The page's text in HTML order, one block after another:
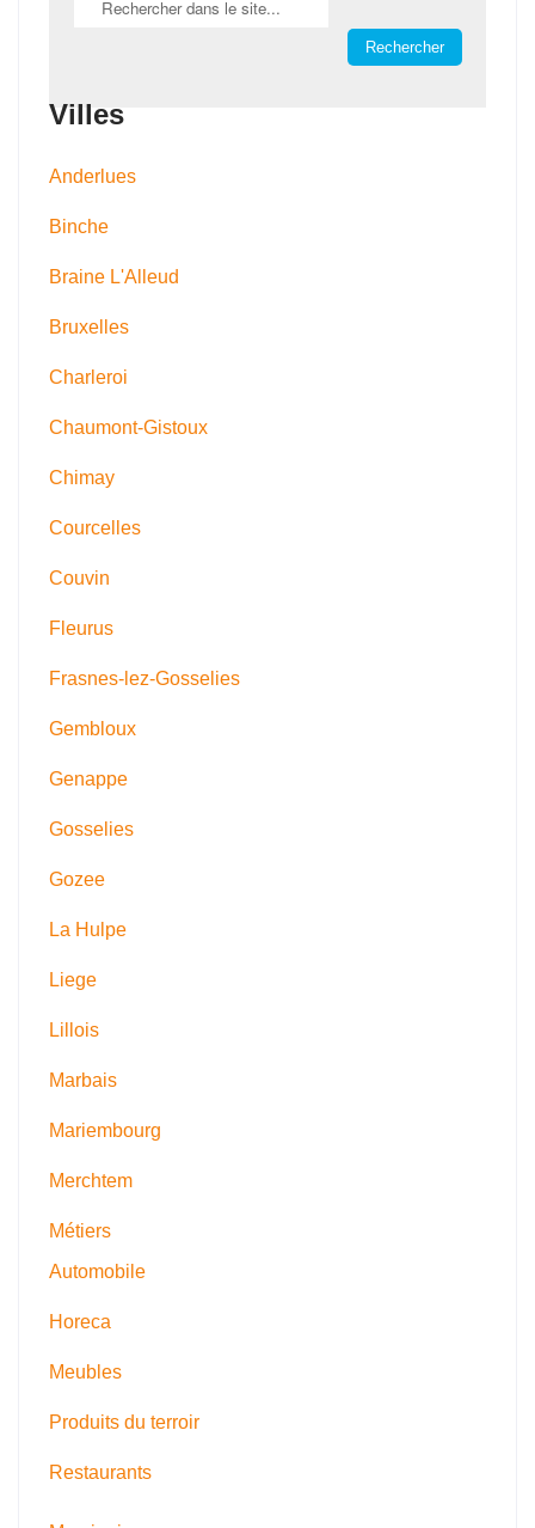
Villes
Anderlues
Binche
Braine L'Alleud
Bruxelles
Charleroi
Chaumont-Gistoux
Chimay
Courcelles
Couvin
Fleurus
Frasnes-lez-Gosselies
Gembloux
Genappe
Gosselies
Gozee
La Hulpe
Liege
Lillois
Marbais
Mariembourg
Merchtem
Métiers
Automobile
Horeca
Meubles
Produits du terroir
Restaurants